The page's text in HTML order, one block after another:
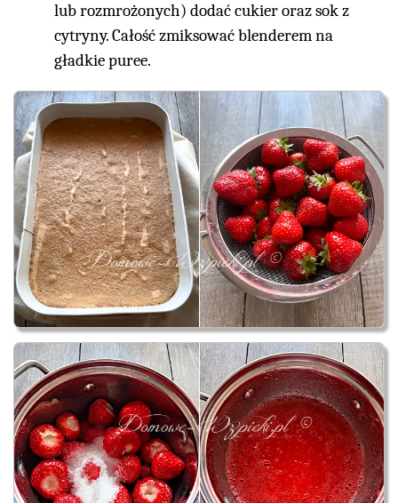
lub rozmrożonych) dodać cukier oraz sok z
cytryny. Całość zmiksować blenderem na
gładkie puree.